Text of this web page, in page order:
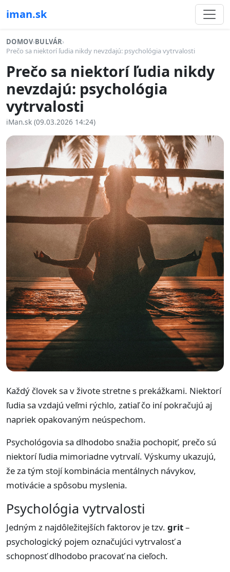
iman.sk
DOMOV›BULVÁR›
Prečo sa niektorí ľudia nikdy nevzdajú: psychológia vytrvalosti
Prečo sa niektorí ľudia nikdy
nevzdajú: psychológia
vytrvalosti
iMan.sk (09.03.2026 14:24)
Každý človek sa v živote stretne s prekážkami. Niektorí
ľudia sa vzdajú veľmi rýchlo, zatiaľ čo iní pokračujú aj
napriek opakovaným neúspechom.
Psychológovia sa dlhodobo snažia pochopiť, prečo sú
niektorí ľudia mimoriadne vytrvalí. Výskumy ukazujú,
že za tým stojí kombinácia mentálnych návykov,
motivácie a spôsobu myslenia.
Psychológia vytrvalosti
Jedným z najdôležitejších faktorov je tzv. grit–
psychologický pojem označujúci vytrvalosť a
schopnosť dlhodobo pracovať na cieľoch.